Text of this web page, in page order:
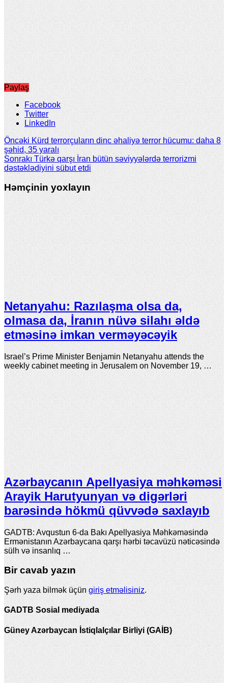
Paylaş
Facebook
Twitter
LinkedIn
ÖncəkiKürd terrorçuların dinc əhaliyə terror hücumu: daha 8
şəhid, 35 yaralı
Sonrakı Türkə qarşı İran bütün səviyyələrdə terrorizmi
dəstəklədiyini sübut etdi
Həmçinin yoxlayın
Netanyahu: Razılaşma olsa da,
olmasa da, İranın nüvə silahı əldə
etməsinə imkan verməyəcəyik
Israel’s Prime Minister Benjamin Netanyahu attends the
weekly cabinet meeting in Jerusalem on November 19, …
Azərbaycanın Apellyasiya məhkəməsi
Arayik Harutyunyan və digərləri
barəsində hökmü qüvvədə saxlayıb
GADTB: Avqustun 6-da Bakı Apellyasiya Məhkəməsində
Ermənistanın Azərbaycana qarşı hərbi təcavüzü nəticəsində
sülh və insanlıq …
Bir cavab yazın
Şərh yaza bilmək üçüngiriş etməlisiniz.
GADTB Sosial mediyada
Güney Azərbaycan İstiqlalçılar Birliyi (GAİB)